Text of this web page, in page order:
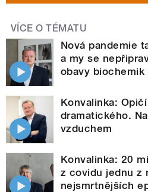
VÍCE O TÉMATU
Nová pandemie
a my se
obavy biochemik
Konvalinka:
dramatického.
vzduchem
Konvalinka: 20
z covidu jednu z
nejsmrtnějších